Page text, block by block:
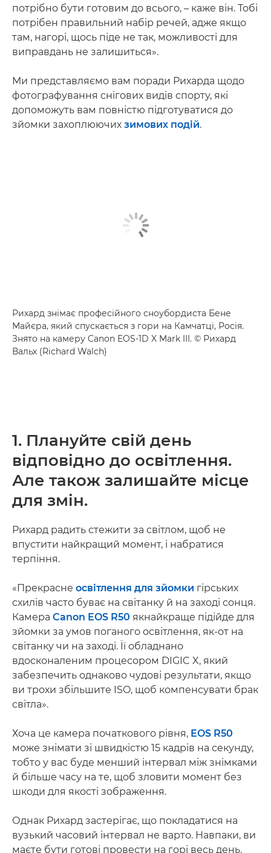
потрібно бути готовим до всього, – каже він. Тобі
потрібен правильний набір речей, адже якщо
там, нагорі, щось піде не так, можливості для
виправдань не залишиться».
Ми представляємо вам поради Рихарда щодо
фотографування снігових видів спорту, які
допоможуть вам повністю підготуватися до
зйомки захоплюючих зимових подій.
Рихард знімає професійного сноубордиста Бене
Майєра, який спускається з гори на Камчатці, Росія.
Знято на камеру Canon EOS-1D X Mark III. © Рихард
Вальх (Richard Walch)
1. Плануйте свій день
відповідно до освітлення.
Але також залишайте місце
для змін.
Рихард радить стежити за світлом, щоб не
впустити найкращий момент, і набратися
терпіння.
«Прекрасне освітлення для зйомки гірських
схилів часто буває на світанку й на заході сонця.
Камера Canon EOS R50 якнайкраще підійде для
зйомки за умов поганого освітлення, як-от на
світанку чи на заході. Її обладнано
вдосконаленим процесором DIGIC X, який
забезпечить однаково чудові результати, якщо
ви трохи збільшите ISO, щоб компенсувати брак
світла».
Хоча це камера початкового рівня, EOS R50
може знімати зі швидкістю 15 кадрів на секунду,
тобто у вас буде менший інтервал між знімками
й більше часу на те, щоб зловити момент без
шкоди для якості зображення.
Однак Рихард застерігає, що покладатися на
вузький часовий інтервал не варто. Навпаки, ви
маєте бути готові провести на горі весь день.